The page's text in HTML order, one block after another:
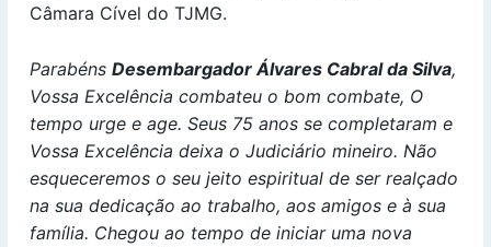
Câmara Cível do TJMG.
ParabénsDesembargador Álvares Cabral da Silva,
Vossa Excelência combateu o bom combate, O
tempo urge e age. Seus 75 anos se completaram e
Vossa Excelência deixa o Judiciário mineiro. Não
esqueceremos o seu jeito espiritual de ser realçado
na sua dedicação ao trabalho, aos amigos e à sua
família. Chegou ao tempo de iniciar uma nova